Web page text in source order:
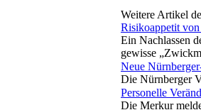
Weitere Artikel
Risikoappetit
Ein Nachlassen
gewisse
Neue
Die Nürnberger
Personelle
Die Merkur